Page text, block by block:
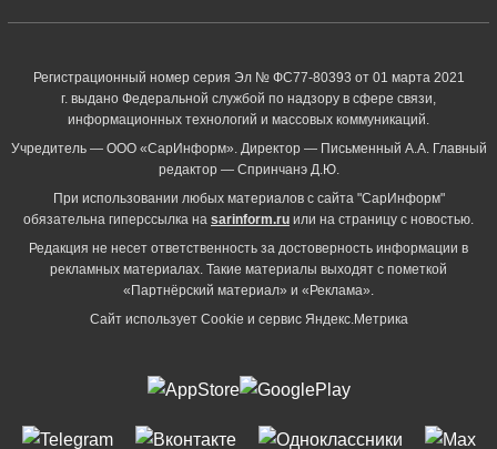
Регистрационный номер серия Эл № ФС77-80393 от 01 марта 2021
г. выдано Федеральной службой по надзору в сфере связи,
информационных технологий и массовых коммуникаций.
Учредитель — ООО «СарИнформ». Директор — Письменный А.А. Главный
редактор — Спринчанэ Д.Ю.
При использовании любых материалов с сайта "СарИнформ"
обязательна гиперссылка на sarinform.ru или на страницу с новостью.
Редакция не несет ответственность за достоверность информации в
рекламных материалах. Такие материалы выходят с пометкой
«Партнёрский материал» и «Реклама».
Сайт использует Cookie и сервиc Яндекс.Метрика